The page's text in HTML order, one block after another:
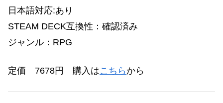
日本語対応:あり
STEAM DECK互換性：確認済み
ジャンル：RPG
定価 7678円 購入はこちらから